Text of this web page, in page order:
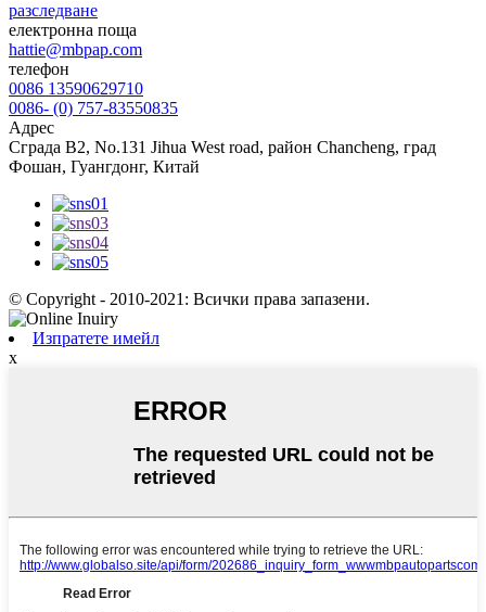
разследване
електронна поща
hattie@mbpap.com
телефон
0086 13590629710
0086- (0) 757-83550835
Адрес
Сграда B2, No.131 Jihua West road, район Chancheng, град
Фошан, Гуангдонг, Китай
© Copyright - 2010-2021: Всички права запазени.
Изпратете имейл
x